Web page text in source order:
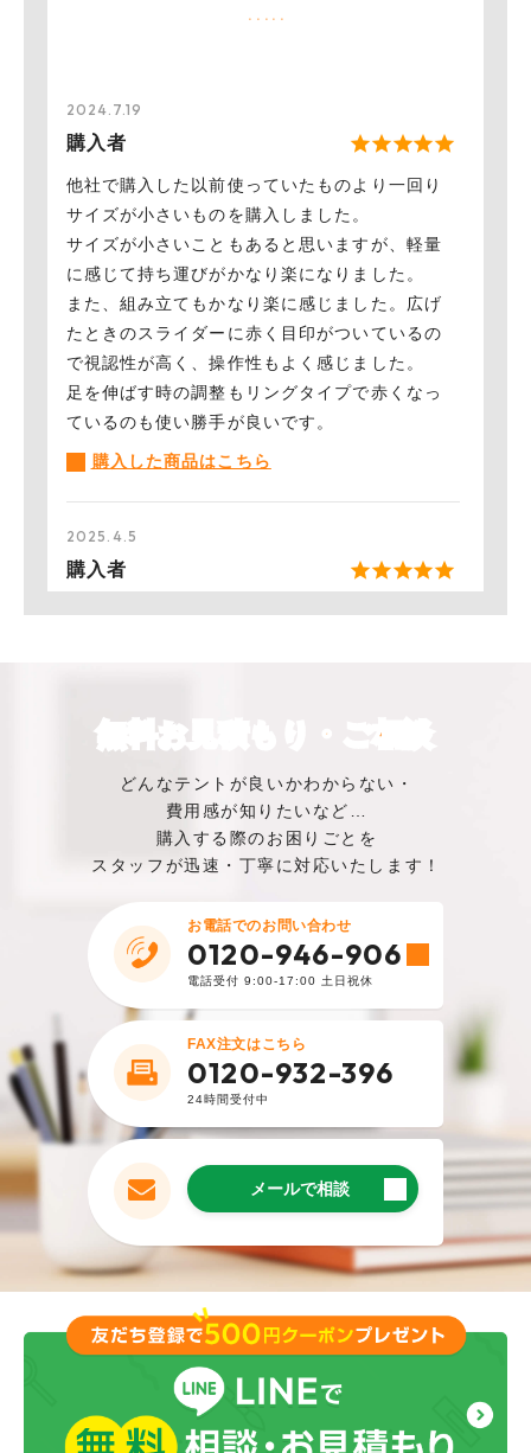
2024.7.19
購入者
他社で購入した以前使っていたものより一回り
サイズが小さいものを購入しました。
サイズが小さいこともあると思いますが、軽量
に感じて持ち運びがかなり楽になりました。
また、組み立てもかなり楽に感じました。広げ
たときのスライダーに赤く目印がついているの
で視認性が高く、操作性もよく感じました。
足を伸ばす時の調整もリングタイプで赤くなっ
ているのも使い勝手が良いです。
︎購入した商品はこちら
2025.4.5
購入者
初めてテントを購入するため、とにかく初心者
て方法が載っており「これなら出来るかも」と
到着後友人と広げてみましたがすぐに完成して
驚きました。またテントが必要になったらこの
テントを購入しようと思います。
2023.9.4
購入者
毎年買おうかずっと悩んでて 色が豊富なのと お
手頃価格だったので購入しました
まだ 使ってませんが届いてすぐに広げてみると
楽に広げる事ができて 満足でした
ブルーの色がきれいで 遠くにいてもすぐに場所
分かりそうです
追加名入れ等の変更料金もクレジットカード決
済可能だったのが 個人的には助かりました
この夏、来年の夏重宝しそうです
耐久性はまだわかりませんが 期待してます
︎購入した商品はこちら
2025.11.30
無料お見積もり・ご相談
どんなテントが良いかわからない・
費用感が知りたいなど…
購入する際のお困りごとを
スタッフが迅速・丁寧に対応いたします！
お電話でのお問い合わせ
0120-946-906
電話受付 9:00-17:00 土日祝休
FAX注文はこちら
0120-932-396
24時間受付中
メールで相談